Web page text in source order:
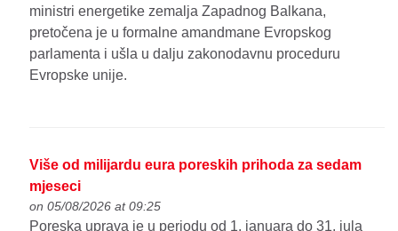
ministri energetike zemalja Zapadnog Balkana,
pretočena je u formalne amandmane Evropskog
parlamenta i ušla u dalju zakonodavnu proceduru
Evropske unije.
Više od milijardu eura poreskih prihoda za sedam
mjeseci
on 05/08/2026 at 09:25
Poreska uprava je u periodu od 1. januara do 31. jula